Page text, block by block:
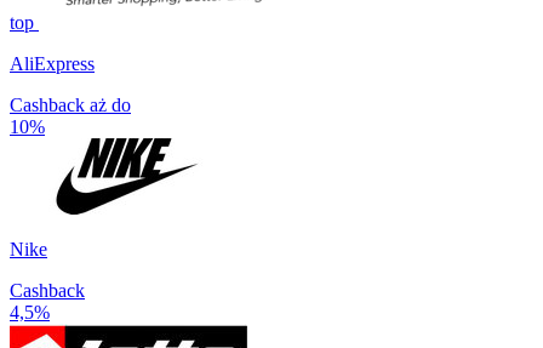
top
AliExpress
Cashback aż do
10%
Nike
Cashback
4,5%